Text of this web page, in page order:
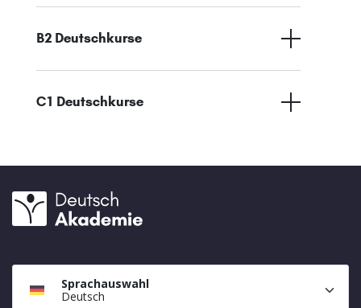
B2 Deutschkurse
C1 Deutschkurse
Sprachauswahl
Deutsch